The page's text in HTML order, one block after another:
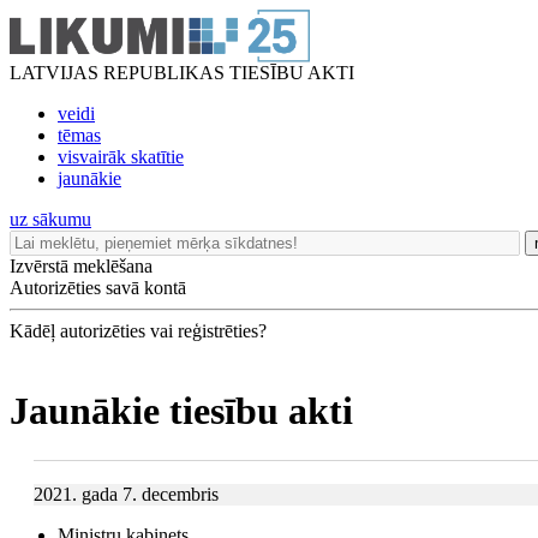
LATVIJAS REPUBLIKAS TIESĪBU AKTI
veidi
tēmas
visvairāk skatītie
jaunākie
uz sākumu
Izvērstā meklēšana
Autorizēties savā kontā
Kādēļ autorizēties vai reģistrēties?
Jaunākie tiesību akti
2021. gada 7. decembris